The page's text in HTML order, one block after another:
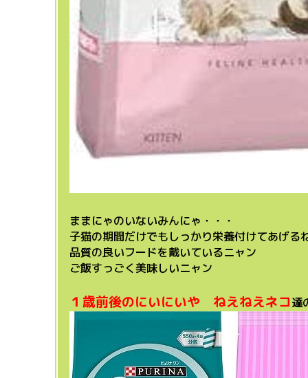
ままにゃのいないみんにゃ・・・
子猫の期間だけでもしっかり栄養付けてあげ
品質の良いフードを戴いているニャン
ご飯すっごく美味しいニャン
１歳前後のにいにいや ねえねえネコ達